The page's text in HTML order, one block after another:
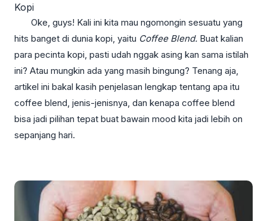
Kopi
Oke, guys! Kali ini kita mau ngomongin sesuatu yang
hits banget di dunia kopi, yaitu Coffee Blend. Buat kalian
para pecinta kopi, pasti udah nggak asing kan sama istilah
ini? Atau mungkin ada yang masih bingung? Tenang aja,
artikel ini bakal kasih penjelasan lengkap tentang apa itu
coffee blend, jenis-jenisnya, dan kenapa coffee blend
bisa jadi pilihan tepat buat bawain mood kita jadi lebih on
sepanjang hari.